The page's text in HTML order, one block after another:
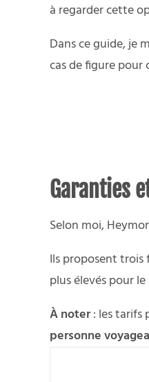
à regarder cette
Dans ce guide, je
cas de figure pour
Garanties
Selon moi,
Ils proposent trois
plus élevés pour
À noter: les tarifs
personne